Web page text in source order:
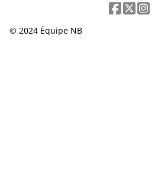
© 2024 Équipe NB